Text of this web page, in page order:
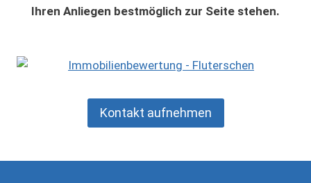
Ihren Anliegen bestmöglich zur Seite stehen.
Kontakt aufnehmen